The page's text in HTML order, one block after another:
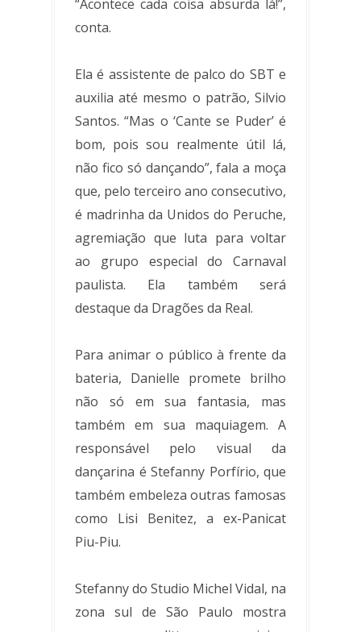
“Acontece cada coisa absurda lá!”,
conta.
Ela é assistente de palco do SBT e
auxilia até mesmo o patrão, Silvio
Santos. “Mas o ‘Cante se Puder’ é
bom, pois sou realmente útil lá,
não fico só dançando”, fala a moça
que, pelo terceiro ano consecutivo,
é madrinha da Unidos do Peruche,
agremiação que luta para voltar
ao grupo especial do Carnaval
paulista. Ela também será
destaque da Dragões da Real.
Para animar o público à frente da
bateria, Danielle promete brilho
não só em sua fantasia, mas
também em sua maquiagem. A
responsável pelo visual da
dançarina é Stefanny Porfírio, que
também embeleza outras famosas
como Lisi Benitez, a ex-Panicat
Piu-Piu.
Stefanny do Studio Michel Vidal, na
zona sul de São Paulo mostra